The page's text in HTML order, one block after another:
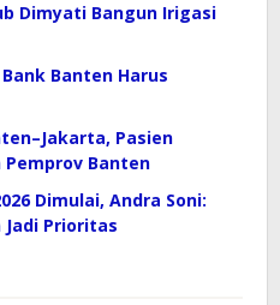
Dimyati Bangun Irigasi
Banten Harus
Pasien
Banten
Dimulai, Andra Soni:
Prioritas